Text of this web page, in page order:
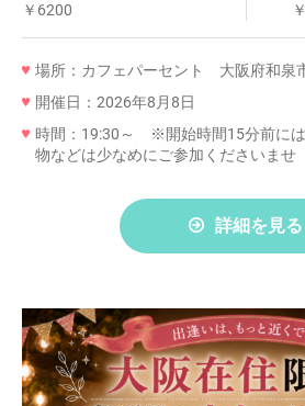
￥6200
場所：カフェパーセント 大阪府和泉
開催日：2026年8月8日
時間：19:30～ ※開始時間15分前に
物などは少なめにご参加くださいませ
詳細を見る